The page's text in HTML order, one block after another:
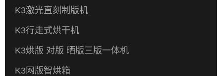
K3激光直刻制版机
K3行走式烘干机
K3烘版 对版 晒版三版一体机
K3网版智烘箱